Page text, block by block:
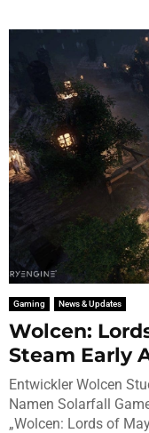
Gaming News & Updates
Wolcen:
Steam Early
Entwickler Wolcen
Namen Solarfall
„Wolcen: Lords of